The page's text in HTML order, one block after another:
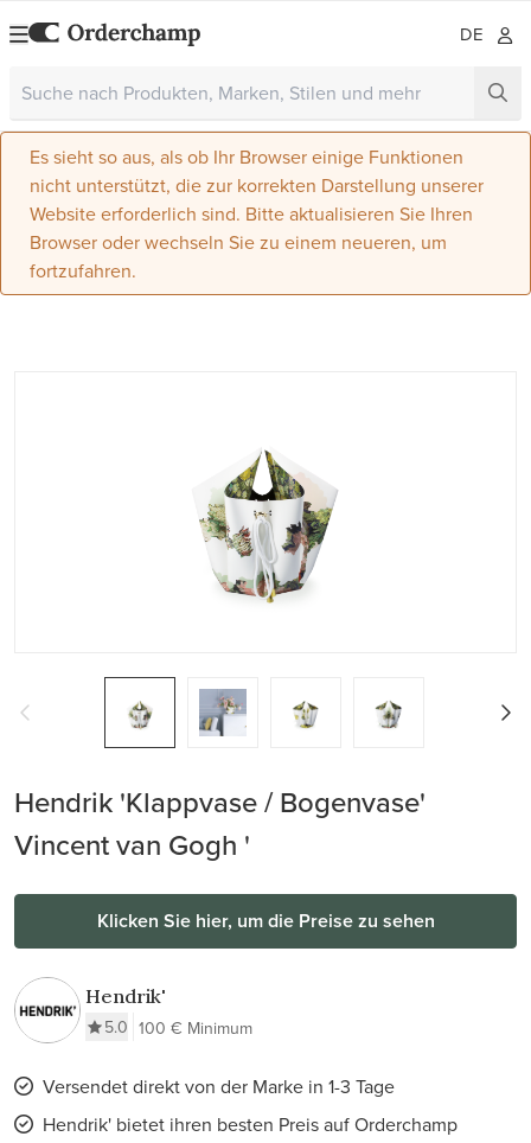
DE
Es sieht so aus, als ob Ihr Browser einige Funktionen
nicht unterstützt, die zur korrekten Darstellung unserer
Website erforderlich sind. Bitte aktualisieren Sie Ihren
Browser oder wechseln Sie zu einem neueren, um
fortzufahren.
Hendrik 'Klappvase / Bogenvase'
Vincent van Gogh '
Klicken Sie hier, um die Preise zu sehen
Hendrik'
5.0 100 € Minimum
Versendet direkt von der Marke in 1-3 Tage
Hendrik' bietet ihren besten Preis auf Orderchamp